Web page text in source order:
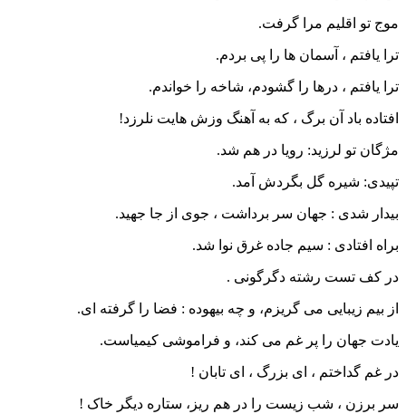
موج تو اقلیم مرا گرفت.
ترا یافتم ، آسمان ها را پی بردم.
ترا یافتم ، درها را گشودم، شاخه را خواندم.
افتاده باد آن برگ ، که به آهنگ وزش هایت نلرزد!
مژگان تو لرزید: رویا در هم شد.
تپیدی: شیره گل بگردش آمد.
بیدار شدی : جهان سر برداشت ، جوی از جا جهید.
براه افتادی : سیم جاده غرق نوا شد.
در کف تست رشته دگرگونی .
از بیم زیبایی می گریزم، و چه بیهوده : فضا را گرفته ای.
یادت جهان را پر غم می کند، و فراموشی کیمیاست.
در غم گداختم ، ای بزرگ ، ای تابان !
سر برزن ، شب زیست را در هم ریز، ستاره دیگر خاک !